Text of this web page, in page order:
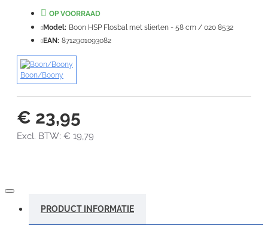
Waardering:
Slecht Goed
€ 23,95
Excl. BTW: € 19,79
OP VOORRAAD
Model: Boon HSP Flosbal met slierten - 58 cm / 020 8532
EAN: 8712901093082
Boon/Boony
PRODUCT INFORMATIE